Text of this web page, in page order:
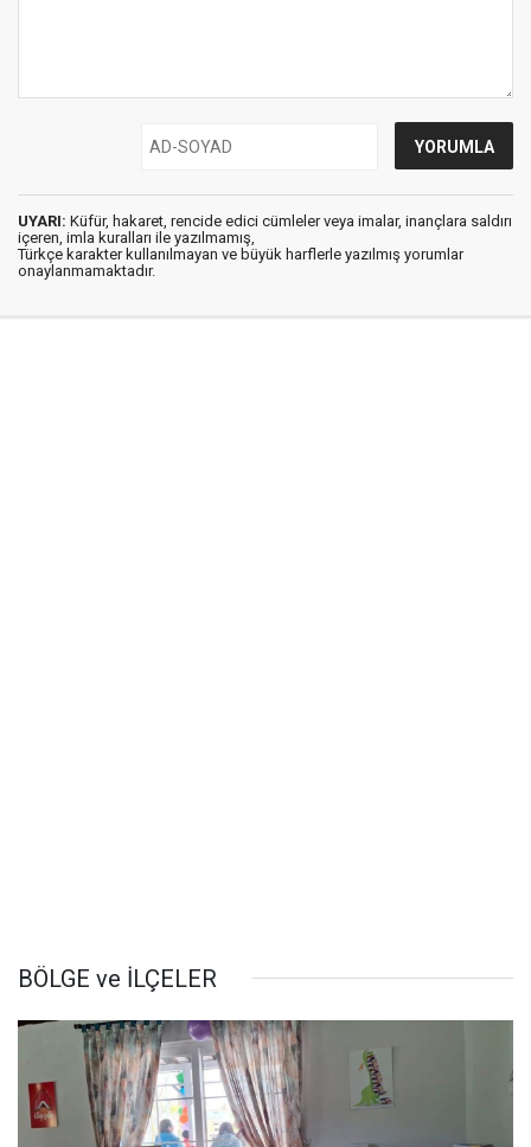
UYARI: Küfür, hakaret, rencide edici cümleler veya imalar, inançlara saldırı
içeren, imla kuralları ile yazılmamış,
Türkçe karakter kullanılmayan ve büyük harflerle yazılmış yorumlar
onaylanmamaktadır.
BÖLGE ve İLÇELER